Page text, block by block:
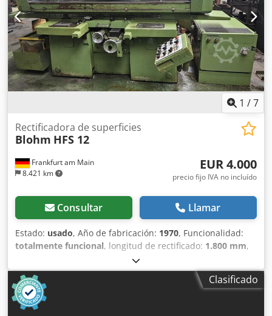
1 /7
Frankfurt am Main
8.421 km
Rectificadora de superficies
Blohm HFS 12
EUR 4.000
precio fijo IVA no incluído
Consultar Llamar
Estado: usado, Año de fabricación: 1970, Funcionalidad:
totalmente funcional, longitud de rectificado: 1.800 mm,
, longitud de la mesa:
ancho de la mesa:350 mm, ¡¡¡VENTA EN LOCALIZACIÓN D-
74219 MÖCKMÜHL Rectificadora plana BLOHM HFS 12 Año
de fabricación: 1970 Longitud de rectificado: 1800 mm
Ancho de rectificado: 400 mm Chjdpfszamf Eex Anuja
Clasificado